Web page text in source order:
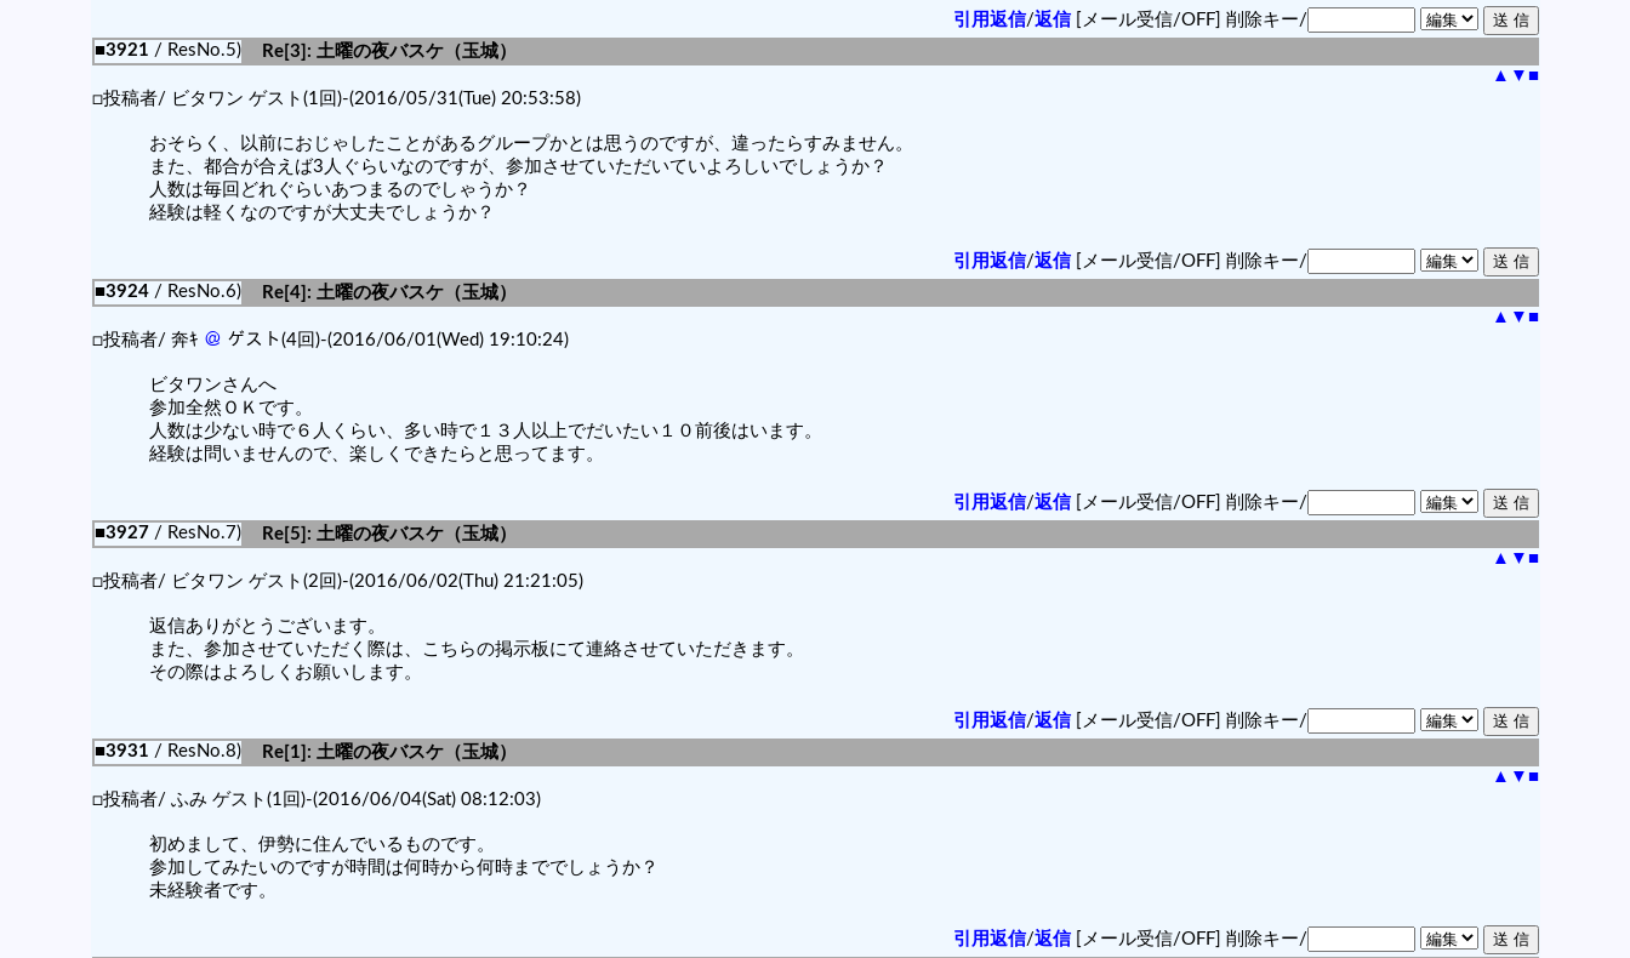
引用返信/返信[メール受信/OFF] 削除キー/
■3921 / ResNo.5)
Re[3]: 土曜の夜バスケ（玉城）
▲ ▼ ■
□投稿者/ ビタワン ゲスト(1回)-(2016/05/31(Tue) 20:53:58)
おそらく、以前におじゃしたことがあるグループかとは思うのですが、違ったらすみません。
また、都合が合えば3人ぐらいなのですが、参加させていただいていよろしいでしょうか？
人数は毎回どれぐらいあつまるのでしゃうか？
経験は軽くなのですが大丈夫でしょうか？
引用返信/返信[メール受信/OFF] 削除キー/
■3924/ ResNo.6)
Re[4]: 土曜の夜バスケ（玉城）
▲ ▼ ■
□投稿者/ 奔ｷ ＠ ゲスト(4回)-(2016/06/01(Wed) 19:10:24)
ビタワンさんへ
参加全然ＯＫです。
人数は少ない時で６人くらい、多い時で１３人以上でだいたい１０前後はいます。
経験は問いませんので、楽しくできたらと思ってます。
引用返信/返信[メール受信/OFF] 削除キー/
■3927 / ResNo.7)
Re[5]: 土曜の夜バスケ（玉城）
▲ ▼ ■
□投稿者/ ビタワン ゲスト(2回)-(2016/06/02(Thu) 21:21:05)
返信ありがとうございます。
また、参加させていただく際は、こちらの掲示板にて連絡させていただきます。
その際はよろしくお願いします。
引用返信/返信[メール受信/OFF] 削除キー/
■3931 / ResNo.8)
Re[1]: 土曜の夜バスケ（玉城）
▲ ▼ ■
□投稿者/ ふみ ゲスト(1回)-(2016/06/04(Sat) 08:12:03)
初めまして、伊勢に住んでいるものです。
参加してみたいのですが時間は何時から何時まででしょうか？
未経験者です。
引用返信/返信[メール受信/OFF] 削除キー/